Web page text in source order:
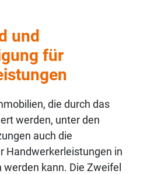
und
für
die durch das
werden, unter den
auch die
Handwerkerleistungen in
kann. Die Zweifel